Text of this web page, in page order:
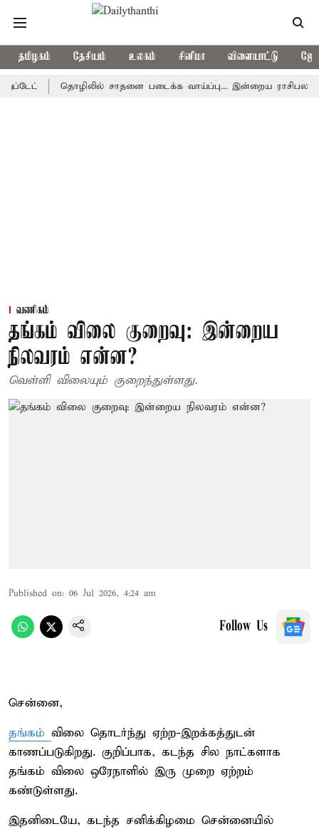
தமிழகம் தேசியம் உலகம் சினிமா விளையாட்டு
தொழிலில் சாதனை படைக்க வாய்ப்பு... இன்றைய ராசிபலன்
வணிகம்
தங்கம் விலை குறைவு: இன்றைய
நிலவரம் என்ன?
வெள்ளி விலையும் குறைந்துள்ளது.
Published on: 06 Jul 2026, 4:24 am
Follow Us
சென்னை,
தங்கம் விலை தொடர்ந்து ஏற்ற-இறக்கத்துடன்
காணப்படுகிறது. குறிப்பாக, கடந்த சில நாட்களாக
தங்கம் விலை ஒரேநாளில் இரு முறை ஏற்றம்
கண்டுள்ளது.
இதனிடையே, கடந்த சனிக்கிழமை சென்னையில்